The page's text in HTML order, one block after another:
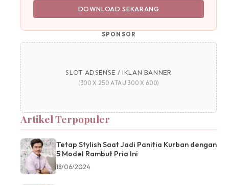
DOWNLOAD SEKARANG
SPONSOR
SLOT ADSENSE / IKLAN BANNER
(300 X 250 ATAU 300 X 600)
Artikel Terpopuler
Tetap Stylish Saat Jadi Panitia Kurban dengan
5 Model Rambut Pria Ini
18/06/2024